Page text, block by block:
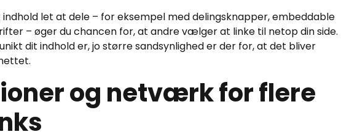
let at dele – for eksempel med delingsknapper, embeddable
– øger du chancen for, at andre vælger at linke til netop din side.
dit indhold er, jo større sandsynlighed er der for, at det bliver
og netværk for flere